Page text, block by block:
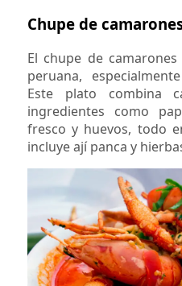
Chupe de
El chupe de
peruana,
Este plato combina
ingredientes como
fresco y huevos, todo
incluye ají panca y